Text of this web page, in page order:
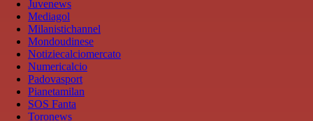
Juvenews
Mediagol
Milanistichannel
Mondoudinese
Notiziecalciomercato
Numericalcio
Padovasport
Pianetamilan
SOS Fanta
Toronews